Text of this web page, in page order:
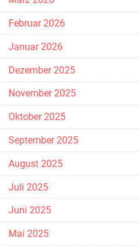
Februar 2026
Januar 2026
Dezember 2025
November 2025
Oktober 2025
September 2025
August 2025
Juli 2025
Juni 2025
Mai 2025